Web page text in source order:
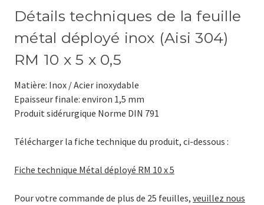
Détails techniques de la feuille
métal déployé inox (Aisi 304)
RM 10 x 5 x 0,5
Matière: Inox / Acier inoxydable
Epaisseur finale: environ 1,5 mm
Produit sidérurgique Norme DIN 791
Télécharger la fiche technique du produit, ci-dessous :
Fiche technique Métal déployé RM 10 x 5
Pour votre commande de plus de 25 feuilles, veuillez nous